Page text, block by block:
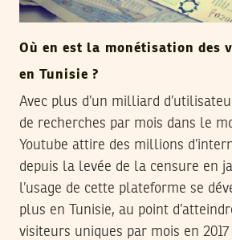
Où en est la monétisation des
en Tunisie ?
Avec plus d’un milliard
de recherches par mois dans le
Youtube attire des millions
depuis la levée de la censure en
l’usage de cette plateforme se
plus en Tunisie, au point
visiteurs uniques par mois en